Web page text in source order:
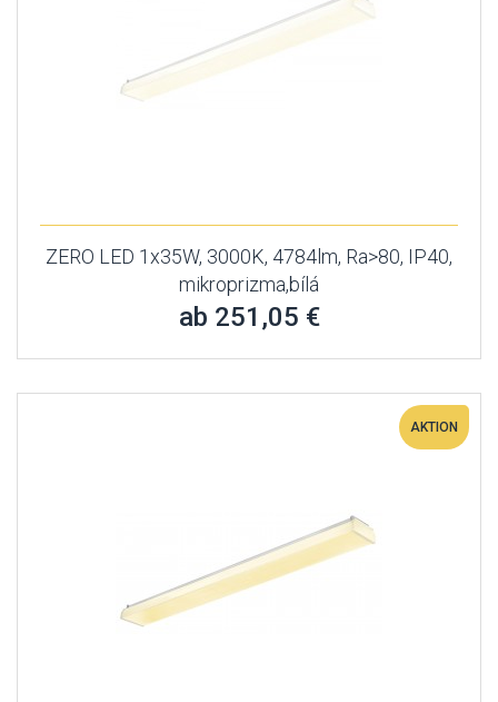
ZERO LED 1x35W, 3000K, 4784lm, Ra>80, IP40,
mikroprizma,bílá
ab 251,05 €
AKTION